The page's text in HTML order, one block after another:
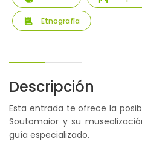
Etnografía
Descripción
Esta entrada te ofrece la
Soutomaior y su
guía especializado.